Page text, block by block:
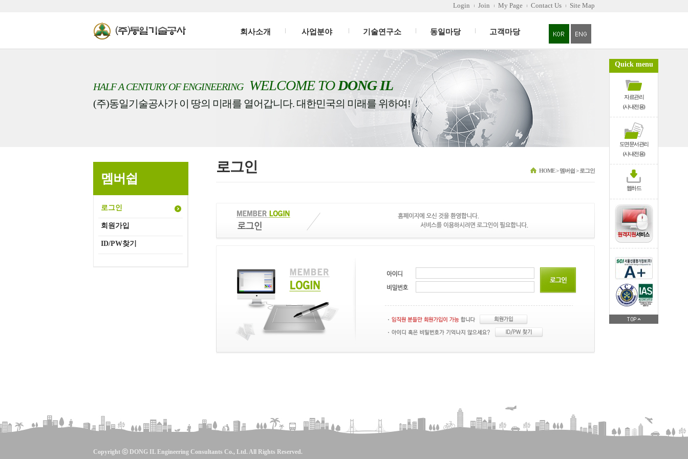
Login Join My Page Contact Us Site Map
회사소개 사업분야 기술연구소 동일마당 고객마당
HALF A CENTURY OF ENGINEERINGWELCOME TODONG IL
(주)동일기술공사가 이 땅의 미래를 열어갑니다. 대한민국의 미래를 위하여!
Quick menu
자료관리
(사내전용)
도면문서관리
(사내전용)
웹하드
멤버쉽
로그인
회원가입
ID/PW찾기
로그인 HOME > 멤버쉽 > 로그인
Copyright ⓒ DONG IL Engineering Consultants Co., Ltd. All Rights Reserved.